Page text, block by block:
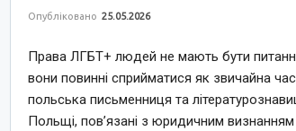
Опубліковано 25.05.2026
Права ЛГБТ+ людей не мають бути
вони повинні сприйматися як звичайна
польська письменниця та
Польщі, пов’язані з юридичним